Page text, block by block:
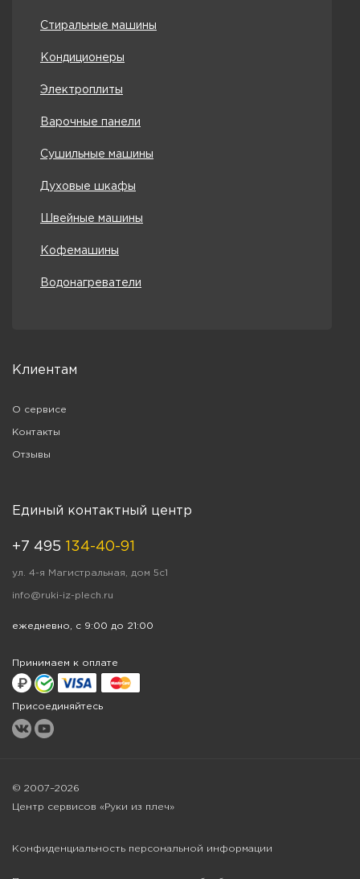
Стиральные машины
Кондиционеры
Электроплиты
Варочные панели
Сушильные машины
Духовые шкафы
Швейные машины
Кофемашины
Водонагреватели
Клиентам
О сервисе
Контакты
Отзывы
Единый контактный центр
+7 495 134-40-91
ул. 4-я Магистральная, дом 5с1
info@ruki-iz-plech.ru
ежедневно, с 9:00 до 21:00
Принимаем к оплате
Присоединяйтесь
© 2007–2026
Центр сервисов «Руки из плеч»
Конфиденциальность персональной информации